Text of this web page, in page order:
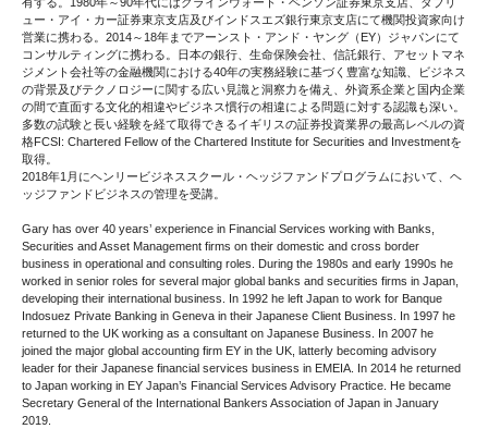
ュー・アイ・カー証券東京支店及びインドスエズ銀行東京支店にて機関投資家向け
営業に携わる。2014～18年までアーンスト・アンド・ヤング（EY）ジャパンにて
コンサルティングに携わる。日本の銀行、生命保険会社、信託銀行、アセットマネ
ジメント会社等の金融機関における40年の実務経験に基づく豊富な知識、ビジネス
の背景及びテクノロジーに関する広い見識と洞察力を備え、外資系企業と国内企業
の間で直面する文化的相違やビジネス慣行の相違による問題に対する認識も深い。
多数の試験と長い経験を経て取得できるイギリスの証券投資業界の最高レベルの資
格FCSI: Chartered Fellow of the Chartered Institute for Securities and Investmentを
取得。
2018年1月にヘンリービジネススクール・ヘッジファンドプログラムにおいて、ヘ
ッジファンドビジネスの管理を受講。
Gary has over 40 years’ experience in Financial Services working with Banks,
Securities and Asset Management firms on their domestic and cross border
business in operational and consulting roles. During the 1980s and early 1990s he
worked in senior roles for several major global banks and securities firms in Japan,
developing their international business. In 1992 he left Japan to work for Banque
Indosuez Private Banking in Geneva in their Japanese Client Business. In 1997 he
returned to the UK working as a consultant on Japanese Business. In 2007 he
joined the major global accounting firm EY in the UK, latterly becoming advisory
leader for their Japanese financial services business in EMEIA. In 2014 he returned
to Japan working in EY Japan’s Financial Services Advisory Practice. He became
Secretary General of the International Bankers Association of Japan in January
2019.